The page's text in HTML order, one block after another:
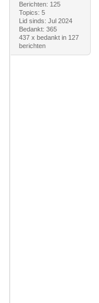
Berichten: 125
Topics: 5
Lid sinds: Jul 2024
Bedankt: 365
437 x bedankt in 127
berichten